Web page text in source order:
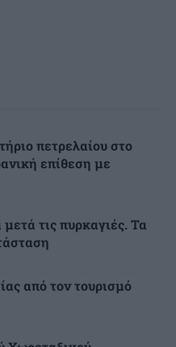
πετρελαίου στο
επίθεση με
τις πυρκαγιές. Τα
από τον τουρισμό